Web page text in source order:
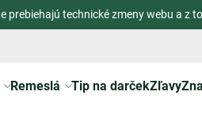
prebiehajú technické zmeny webu a z
Remeslá Tip na darčekZľavy